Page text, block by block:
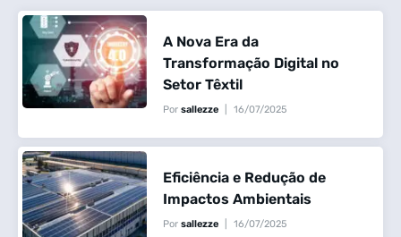
A Nova Era da
Transformação Digital no
Setor Têxtil
Porsallezze 16/07/2025
Eficiência e Redução de
Impactos Ambientais
Porsallezze 16/07/2025